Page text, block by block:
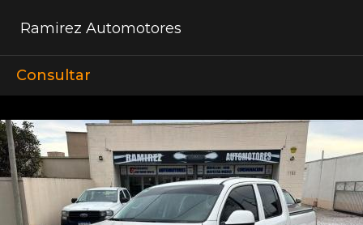
Ramirez Automotores
Consultar